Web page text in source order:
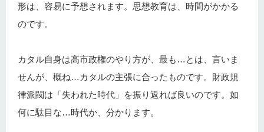
形は、容易に予想されます。思想教育は、時間がかかる
のです。
カタル自身は高市政権のやり方が、最も…とは、言いま
せんが、概ね…カタルの主張に合ったものです。財政規
律派閥は「失われた時代」を振り返れば良いのです。如
何に駄目な…時代か、分かります。